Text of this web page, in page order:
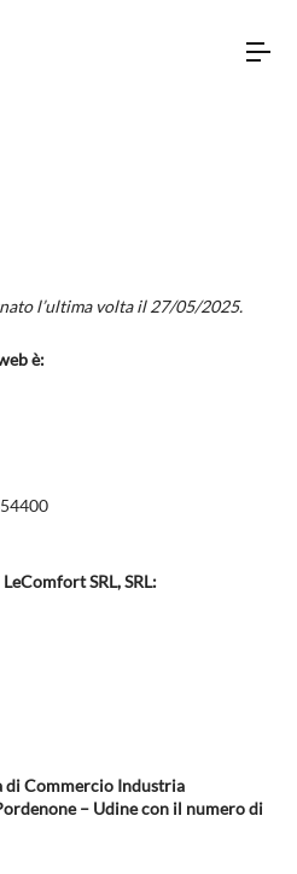
l’ultima volta il 27/05/2025.
è:
SRL, SRL:
di Commercio Industria
– Udine con il numero di